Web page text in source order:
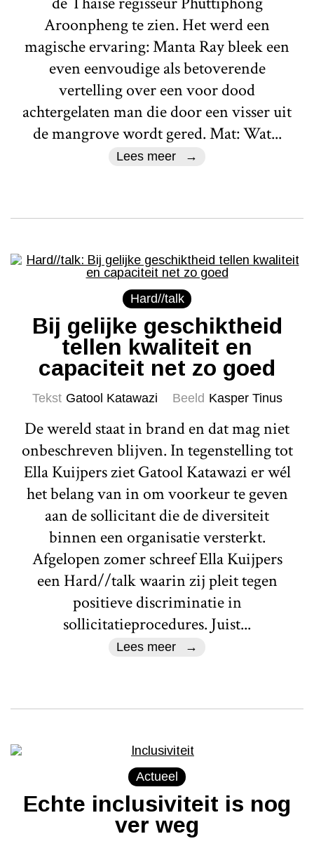
Aroonpheng te zien. Het werd een
magische ervaring: Manta Ray bleek een
even eenvoudige als betoverende
vertelling over een voor dood
achtergelaten man die door een visser uit
de mangrove wordt gered. Mat: Wat...
Lees meer
Hard//talk
Bij gelijke geschiktheid
tellen kwaliteit en
capaciteit net zo goed
Tekst Gatool Katawazi Beeld Kasper Tinus
De wereld staat in brand en dat mag niet
onbeschreven blijven. In tegenstelling tot
Ella Kuijpers ziet Gatool Katawazi er wél
het belang van in om voorkeur te geven
aan de sollicitant die de diversiteit
binnen een organisatie versterkt.
Afgelopen zomer schreef Ella Kuijpers
een Hard//talk waarin zij pleit tegen
positieve discriminatie in
sollicitatieprocedures. Juist...
Lees meer
Actueel
Echte inclusiviteit is nog
ver weg